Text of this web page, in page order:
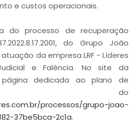
e custos operacionais.
do processo de recuperação
do Grupo João
da empresa LRF - Líderes
e Falência. No site da
dedicada ao plano de
do
processos/grupo-joao-
37be5bca-2c1a.